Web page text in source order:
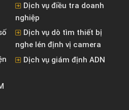
Dịch vụ điều tra doanh
nghiệp
Dịch vụ dò tìm thiết bị
nghe lén định vị camera
Dịch vụ giám định ADN